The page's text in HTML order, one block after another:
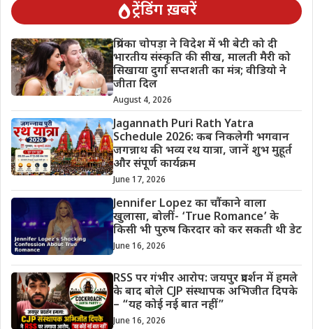
ट्रेंडिंग ख़बरें
प्रियंका चोपड़ा ने विदेश में भी बेटी को दी
भारतीय संस्कृति की सीख, मालती मैरी को
सिखाया दुर्गा सप्तशती का मंत्र; वीडियो ने
जीता दिल
August 4, 2026
Jagannath Puri Rath Yatra
Schedule 2026: कब निकलेगी भगवान
जगन्नाथ की भव्य रथ यात्रा, जानें शुभ मुहूर्त
और संपूर्ण कार्यक्रम
June 17, 2026
Jennifer Lopez का चौंकाने वाला
खुलासा, बोलीं- ‘True Romance’ के
किसी भी पुरुष किरदार को कर सकती थी डेट
June 16, 2026
RSS पर गंभीर आरोप: जयपुर प्रदर्शन में हमले
के बाद बोले CJP संस्थापक अभिजीत दिपके
– “यह कोई नई बात नहीं”
June 16, 2026